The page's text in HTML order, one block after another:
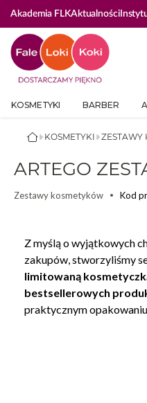
Akademia FLKAktualności
KOSMETYKI BARBER
ZESTAWY
KOSMETYKI
ARTEGO
Zestawy kosmetyków Kod
Z myślą o wyjątkowych
zakupów, stworzyliśmy
limitowaną
bestsellerowych
praktycznym